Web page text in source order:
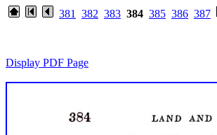
381 382 383 384 385 386 387
Display PDF Page